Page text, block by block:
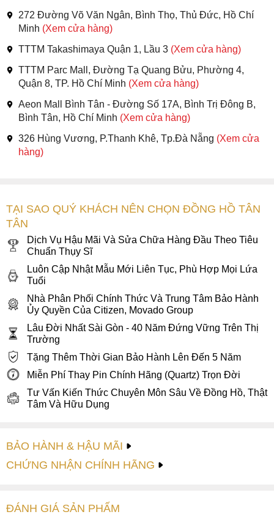
272 Đường Võ Văn Ngân, Bình Thọ, Thủ Đức, Hồ Chí
Minh (Xem cửa hàng)
TTTM Takashimaya Quận 1, Lầu 3 (Xem cửa hàng)
TTTM Parc Mall, Đường Tạ Quang Bửu, Phường 4,
Quận 8, TP. Hồ Chí Minh (Xem cửa hàng)
Aeon Mall Bình Tân - Đường Số 17A, Bình Trị Đông B,
Bình Tân, Hồ Chí Minh (Xem cửa hàng)
326 Hùng Vương, P.Thanh Khê, Tp.Đà Nẵng (Xem cửa
hàng)
TẠI SAO QUÝ KHÁCH NÊN CHỌN ĐỒNG HỒ TÂN
TÂN
Dịch Vụ Hậu Mãi Và Sửa Chữa Hàng Đầu Theo Tiêu
Chuẩn Thụy Sĩ
Luôn Cập Nhật Mẫu Mới Liên Tục, Phù Hợp Mọi Lứa
Tuổi
Nhà Phân Phối Chính Thức Và Trung Tâm Bảo Hành
Ủy Quyền Của Citizen, Movado Group
Lâu Đời Nhất Sài Gòn - 40 Năm Đứng Vững Trên Thị
Trường
Tặng Thêm Thời Gian Bảo Hành Lên Đến 5 Năm
Miễn Phí Thay Pin Chính Hãng (Quartz) Trọn Đời
Tư Vấn Kiến Thức Chuyên Môn Sâu Về Đồng Hồ, Thật
Tâm Và Hữu Dụng
BẢO HÀNH & HẬU MÃI
CHỨNG NHẬN CHÍNH HÃNG
ĐÁNH GIÁ SẢN PHẤM